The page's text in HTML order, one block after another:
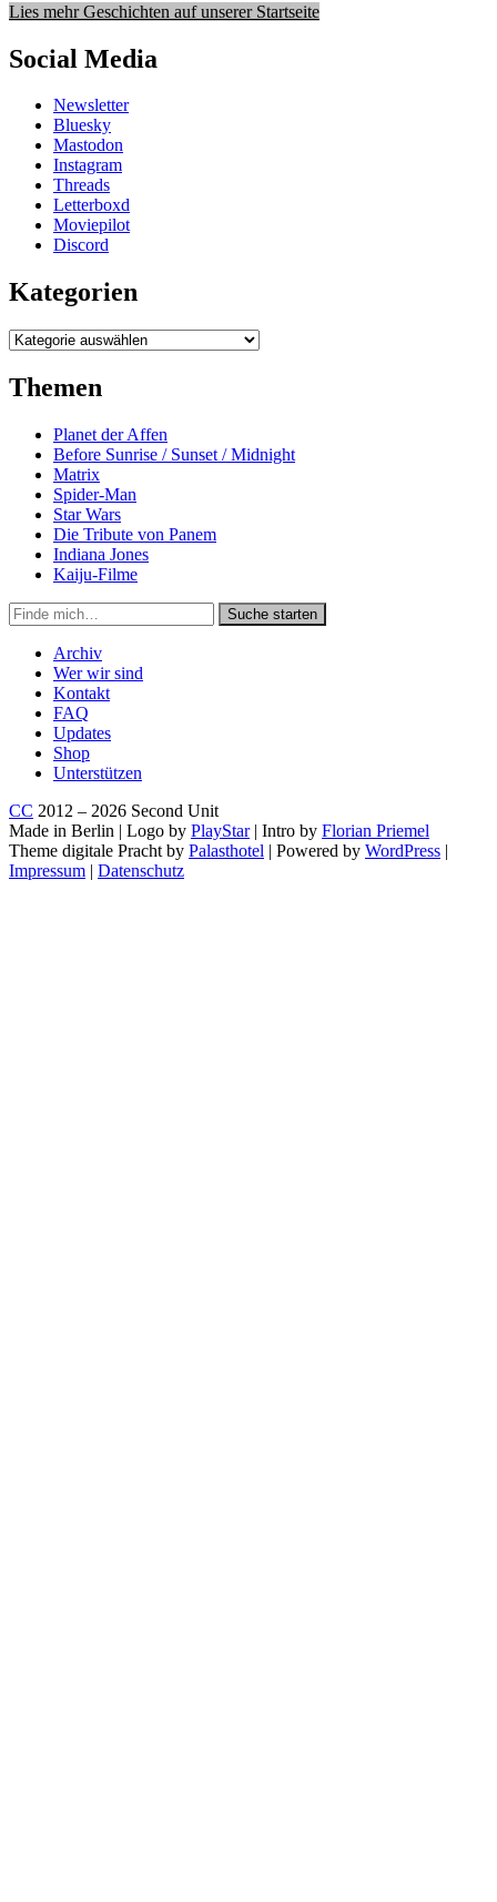
Lies mehr Geschichten auf unserer Startseite
Social Media
Newsletter
Bluesky
Mastodon
Instagram
Threads
Letterboxd
Moviepilot
Discord
Kategorien
Kategorien
Themen
Planet der Affen
Before Sunrise / Sunset / Midnight
Matrix
Spider-Man
Star Wars
Die Tribute von Panem
Indiana Jones
Kaiju-Filme
Suche
in
https://secondunit-
podcast.de/
Suche starten
Archiv
Wer wir sind
Kontakt
FAQ
Updates
Shop
Unterstützen
CC 2012 – 2026 Second Unit
Made in Berlin | Logo by PlayStar| Intro by Florian Priemel
Theme digitale Pracht by Palasthotel | Powered by WordPress |
Impressum | Datenschutz